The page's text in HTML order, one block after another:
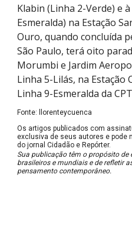
Klabin (Linha 2-Verde) e
Esmeralda) na Estação
Ouro, quando concluída
São Paulo, terá oito
Morumbi e Jardim
Linha 5-Lilás, na Estação
Linha 9-Esmeralda da
Fonte: llorenteycuenca
Os artigos publicados com
exclusiva de seus autores e pode
do jornal Cidadão e Repórter.
Sua publicação têm o propósito
brasileiros e mundiais e de refletir
pensamento contemporâneo.